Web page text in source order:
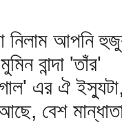
নিলাম আপনি
মুমিন বান্দা 'তাঁর'
এর ঐ
বেশ